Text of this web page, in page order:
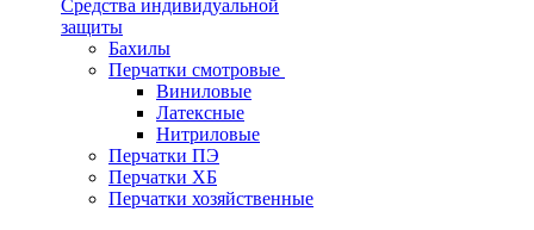
Средства индивидуальной
защиты
Бахилы
Перчатки смотровые
Виниловые
Латексные
Нитриловые
Перчатки ПЭ
Перчатки ХБ
Перчатки хозяйственные